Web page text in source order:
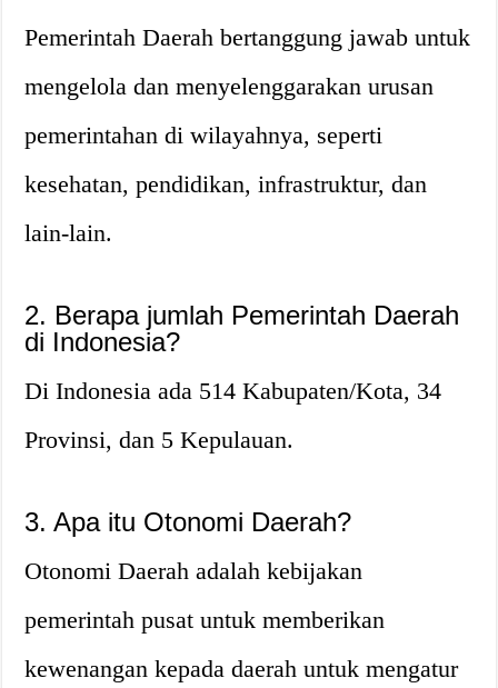
Pemerintah Daerah bertanggung jawab untuk
mengelola dan menyelenggarakan urusan
pemerintahan di wilayahnya, seperti
kesehatan, pendidikan, infrastruktur, dan
lain-lain.
2. Berapa jumlah Pemerintah Daerah
di Indonesia?
Di Indonesia ada 514 Kabupaten/Kota, 34
Provinsi, dan 5 Kepulauan.
3. Apa itu Otonomi Daerah?
Otonomi Daerah adalah kebijakan
pemerintah pusat untuk memberikan
kewenangan kepada daerah untuk mengatur